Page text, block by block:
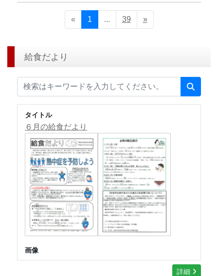
« 1 ... 39 »
給食だより
タイトル
６月の給食だより
画像
詳細